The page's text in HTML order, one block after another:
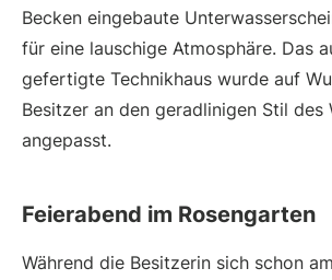
Becken eingebaute
für eine lauschige Atmosphäre. Das
gefertigte Technikhaus wurde auf
Besitzer an den geradlinigen Stil des
angepasst.
Feierabend im Rosengarten
Während die Besitzerin sich schon